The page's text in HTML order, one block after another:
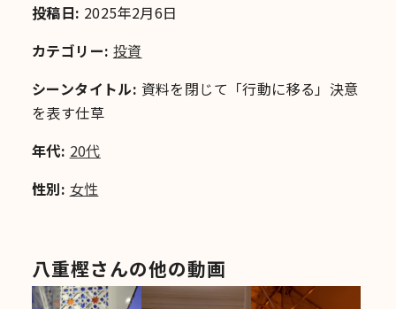
投稿日: 2025年2月6日
カテゴリー: 投資
シーンタイトル: 資料を閉じて「行動に移る」決意
を表す仕草
年代: 20代
性別: 女性
八重樫さんの他の動画